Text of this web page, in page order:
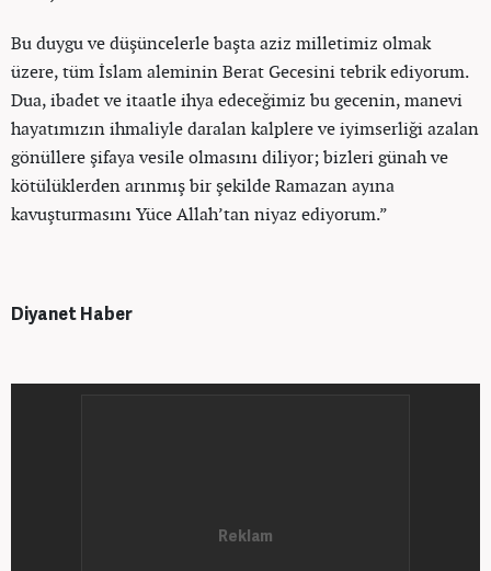
Bu duygu ve düşüncelerle başta aziz milletimiz olmak
üzere, tüm İslam aleminin Berat Gecesini tebrik ediyorum.
Dua, ibadet ve itaatle ihya edeceğimiz bu gecenin, manevi
hayatımızın ihmaliyle daralan kalplere ve iyimserliği azalan
gönüllere şifaya vesile olmasını diliyor; bizleri günah ve
kötülüklerden arınmış bir şekilde Ramazan ayına
kavuşturmasını Yüce Allah’tan niyaz ediyorum.”
Diyanet Haber